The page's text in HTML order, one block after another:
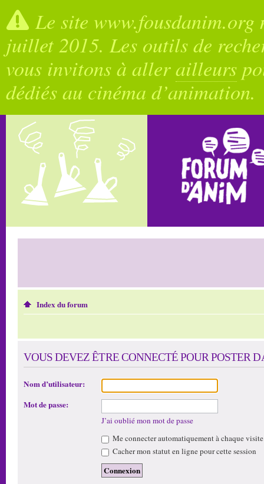
Le site
juillet 2015. Les outils de
vous invitons à allerailleurs
dédiés au cinéma d’animation.
Index du forum
VOUS DEVEZ ÊTRE CONNECTÉ POUR POSTER
Nom d’utilisateur:
Mot de passe:
J’ai oublié mon mot de passe
Me connecter automatiquement à chaque visite
Cacher mon statut en ligne pour cette session